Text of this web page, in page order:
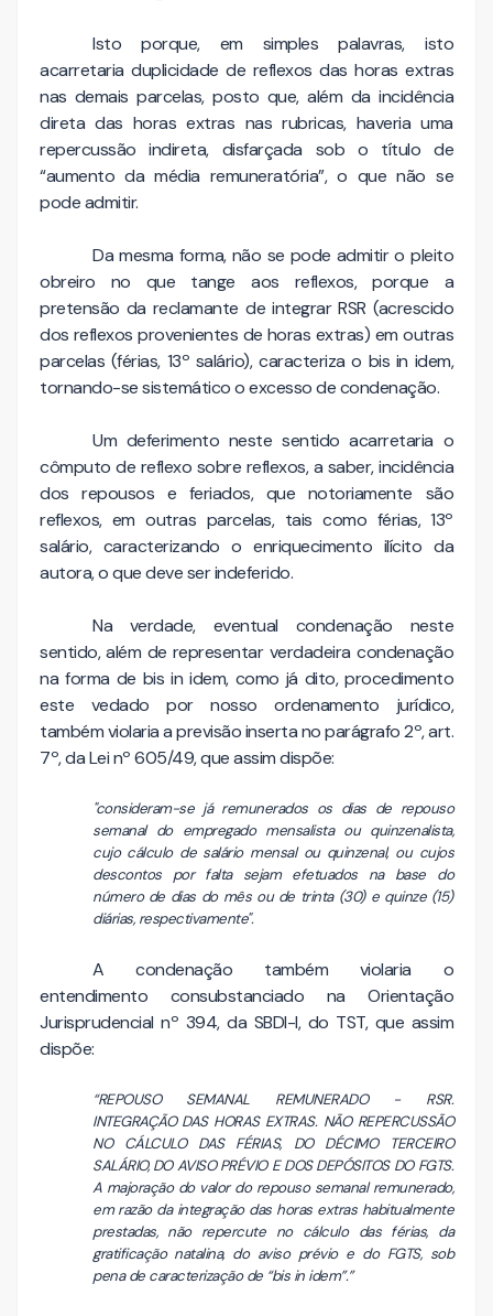
Isto porque, em simples palavras, isto
acarretaria duplicidade de reflexos das horas extras
nas demais parcelas, posto que, além da incidência
direta das horas extras nas rubricas, haveria uma
repercussão indireta, disfarçada sob o título de
“aumento da média remuneratória”, o que não se
pode admitir.
Da mesma forma, não se pode admitir o pleito
obreiro no que tange aos reflexos, porque a
pretensão da reclamante de integrar RSR (acrescido
dos reflexos provenientes de horas extras) em outras
parcelas (férias, 13º salário), caracteriza o bis in idem,
tornando-se sistemático o excesso de condenação.
Um deferimento neste sentido acarretaria o
cômputo de reflexo sobre reflexos, a saber, incidência
dos repousos e feriados, que notoriamente são
reflexos, em outras parcelas, tais como férias, 13º
salário, caracterizando o enriquecimento ilícito da
autora, o que deve ser indeferido.
Na verdade, eventual condenação neste
sentido, além de representar verdadeira condenação
na forma de bis in idem, como já dito, procedimento
este vedado por nosso ordenamento jurídico,
também violaria a previsão inserta no parágrafo 2º, art.
7º, da Lei nº 605/49, que assim dispõe:
"consideram-se já remunerados os dias de repouso
semanal do empregado mensalista ou quinzenalista,
cujo cálculo de salário mensal ou quinzenal, ou cujos
descontos por falta sejam efetuados na base do
número de dias do mês ou de trinta (30) e quinze (15)
diárias, respectivamente".
A condenação também violaria o
entendimento consubstanciado na Orientação
Jurisprudencial nº 394, da SBDI-I, do TST, que assim
dispõe:
“REPOUSO SEMANAL REMUNERADO - RSR.
INTEGRAÇÃO DAS HORAS EXTRAS. NÃO REPERCUSSÃO
NO CÁLCULO DAS FÉRIAS, DO DÉCIMO TERCEIRO
SALÁRIO, DO AVISO PRÉVIO E DOS DEPÓSITOS DO FGTS.
A majoração do valor do repouso semanal remunerado,
em razão da integração das horas extras habitualmente
prestadas, não repercute no cálculo das férias, da
gratificação natalina, do aviso prévio e do FGTS, sob
pena de caracterização de “bis in idem”.”